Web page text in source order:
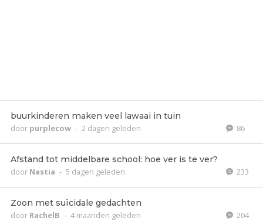
buurkinderen maken veel lawaai in tuin
door purplecow - 2 dagen geleden 86
Afstand tot middelbare school: hoe ver is te ver?
door Nastia - 5 dagen geleden 233
Zoon met suïcidale gedachten
door RachelB - 4 maanden geleden 204